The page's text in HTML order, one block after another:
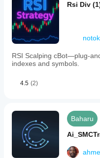
Rsi Div
RSI Scalping
indexes and symbols.
4.5 (2)
Baharu